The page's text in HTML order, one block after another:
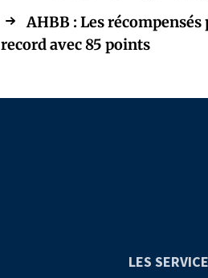
AHBB : Les
record avec 85 points
LES